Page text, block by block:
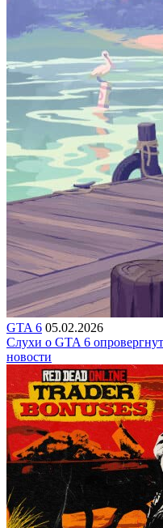
GTA 6 05.02.2026
Слухи о GTA 6
новости